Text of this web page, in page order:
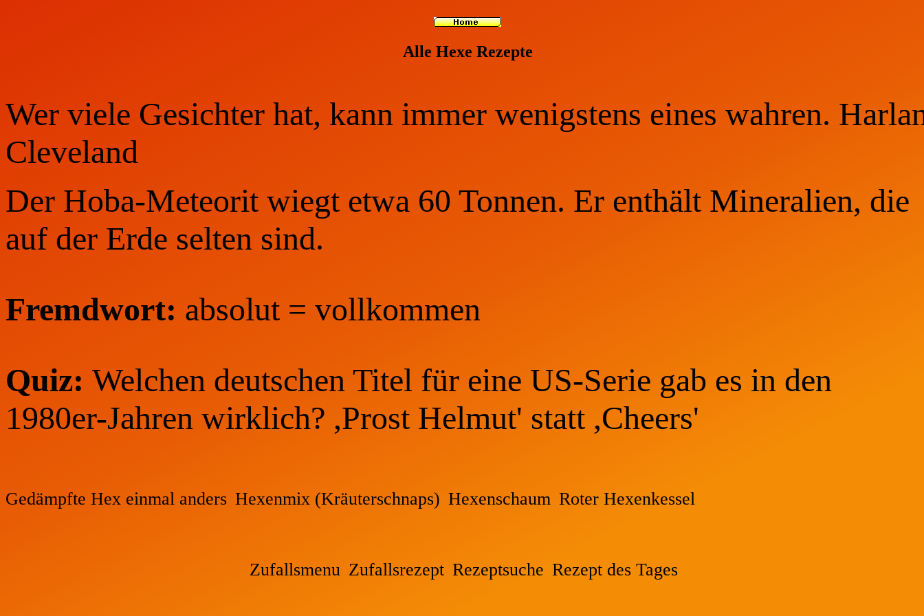
Alle Hexe Rezepte
Wer viele Gesichter hat, kann immer wenigstens eines wahren.
Cleveland
Der Hoba-Meteorit wiegt etwa 60 Tonnen. Er enthält Mineralien, die
auf der Erde selten sind.
Fremdwort: absolut = vollkommen
Quiz: Welchen deutschen Titel für eine US-Serie gab es in den
1980er-Jahren wirklich? ,Prost Helmut' statt ,Cheers'
Gedämpfte Hex einmal anders Hexenmix (Kräuterschnaps) Hexenschaum Roter Hexenkessel
Zufallsmenu Zufallsrezept Rezeptsuche Rezept des Tages